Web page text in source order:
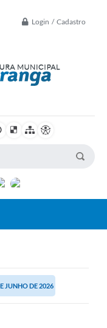
Login / Cadastro
JUNHO DE 2026